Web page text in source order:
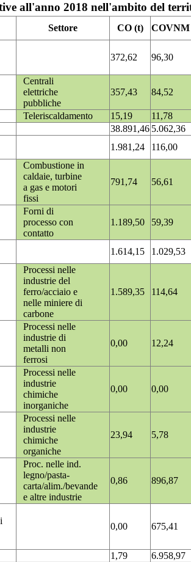
all'anno 2018 nell'ambito del
Settore CO (t)
COVNM
372,62 96,30
Centrali
elettriche
pubbliche
357,43 84,52
Teleriscaldamento 15,19
11,78
38.891,46 5.062,36
1.981,24
116,00
Combustione in
caldaie, turbine
a gas e motori
fissi
791,74 56,61
Forni di
processo con
contatto
1.189,50 59,39
1.614,15
1.029,53
Processi nelle
industrie del
ferro/acciaio e
nelle miniere di
carbone
1.589,35 114,64
Processi nelle
industrie di
metalli non
ferrosi
0,00 12,24
Processi nelle
industrie
chimiche
inorganiche
0,00 0,00
Processi nelle
industrie
chimiche
organiche
23,94 5,78
Proc. nelle ind.
legno/pasta-
carta/alim./bevande
e altre industrie
0,86 896,87
0,00 675,41
1,79
6.958,97